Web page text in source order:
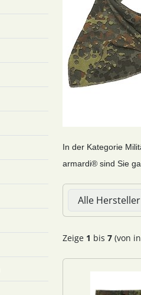
In der Kategorie
armardi® sind Sie
Zeige 1 bis 7 (von